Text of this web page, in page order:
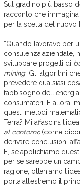
Sul gradino più basso
racconto che immagina
per la scelta del nuovo
“Quando lavoravo per
consulenza aziendale,
sviluppare progetti di
mining. Gli algoritmi
prevedere qualsiasi
fabbisogno
consumatori. E allora,
questi metodi
Terra? Mi affascina
al contorno(come
derivare conclusioni
E, se applichiamo
per sé sarebbe un
ragione, otteniamo
porta all’estremo il